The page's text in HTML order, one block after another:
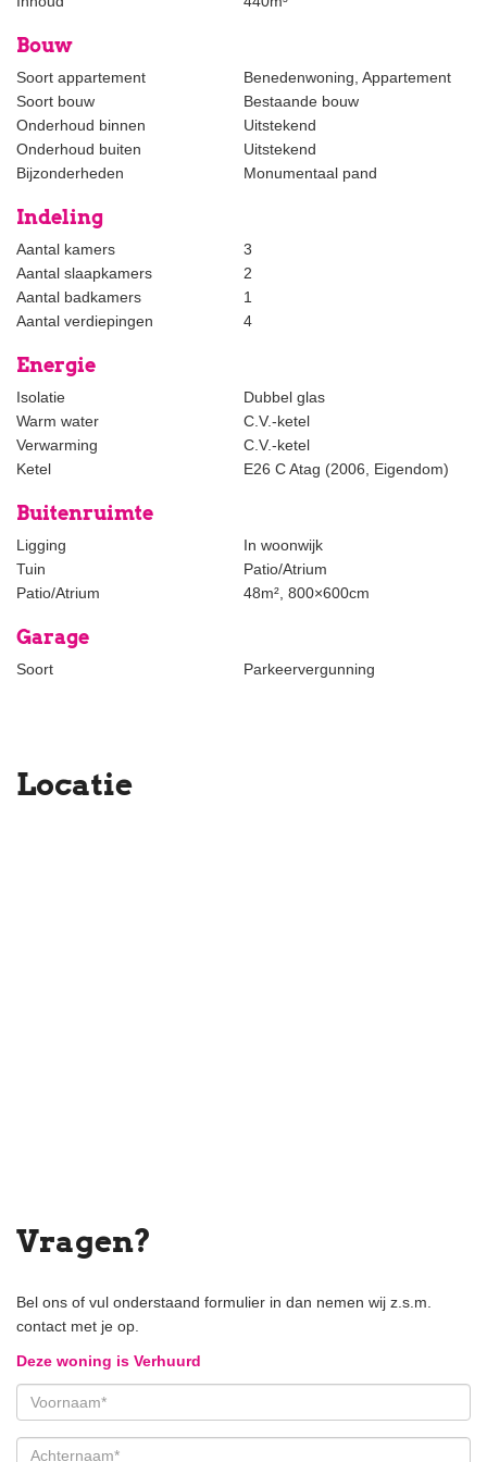
Bouw
Soort appartement
Benedenwoning, Appartement
Soort bouw
Bestaande bouw
Onderhoud binnen
Uitstekend
Onderhoud buiten
Uitstekend
Bijzonderheden
Monumentaal pand
Indeling
Aantal kamers
3
Aantal slaapkamers
2
Aantal badkamers
1
Aantal verdiepingen
4
Energie
Isolatie
Dubbel glas
Warm water
C.V.-ketel
Verwarming
C.V.-ketel
Ketel
E26 C Atag (2006, Eigendom)
Buitenruimte
Ligging
In woonwijk
Tuin
Patio/Atrium
Patio/Atrium
48m², 800×600cm
Garage
Soort Parkeervergunning
Locatie
Vragen?
Bel ons of vul onderstaand formulier in dan nemen wij z.s.m.
contact met je op.
Deze woning is Verhuurd